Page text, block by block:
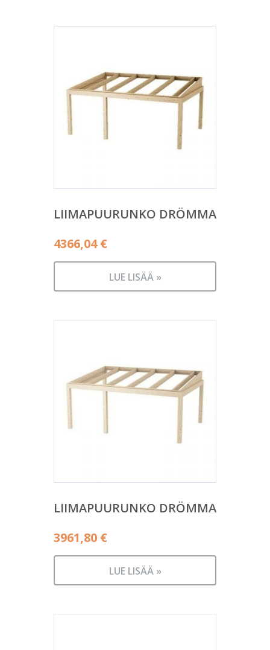
LIIMAPUURUNKO DRÖMMA
4366,04€
LUE LISÄÄ »
LIIMAPUURUNKO DRÖMMA
3961,80 €
LUE LISÄÄ »